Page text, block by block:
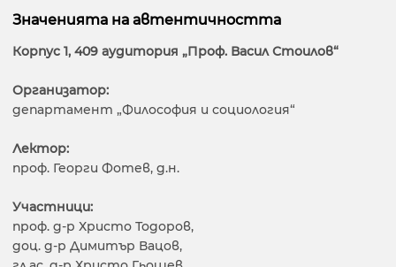
Значенията на автентичността
Корпус 1, 409 аудитория „Проф. Васил Стоилов“
Организатор:
департамент „Философия и социология“
Лектор:
проф. Георги Фотев, д.н.
Участници:
проф. д-р Христо Тодоров,
доц. д-р Димитър Вацов,